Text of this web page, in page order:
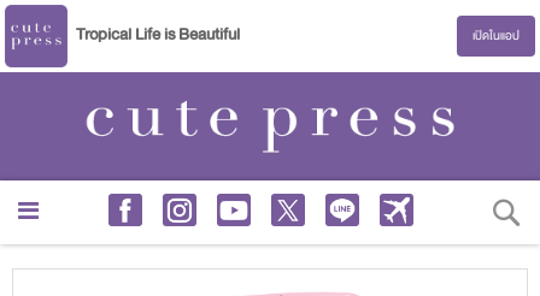
Tropical Life is Beautiful เปิดในแอป